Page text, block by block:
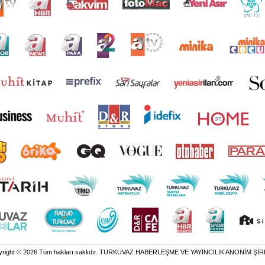
© 2026 Tüm hakları saklıdır. TURKUVAZ HABERLEŞME VE YAYINCILIK ANONİM